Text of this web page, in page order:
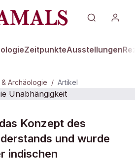
ZeitpunkteAusstellungen
Archäologie / Artikel
um die
Konzept des
und wurde
indischen